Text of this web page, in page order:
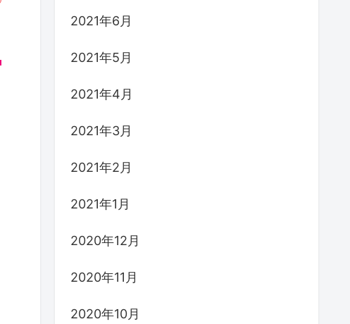
2021年6月
2021年5月
2021年4月
2021年3月
2021年2月
2021年1月
2020年12月
2020年11月
2020年10月